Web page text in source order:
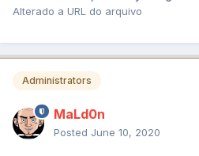
Alterado a URL do arquivo
Administrators
MaLd0n
Posted June 10, 2020